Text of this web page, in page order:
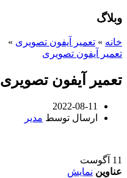
وبلاگ
خانه » تعمیر آیفون تصویری »
تعمیر آیفون تصویری
تعمیر آیفون
2022-08-11
ارسال توسط مدیر
11 آگوست
عناوین نمایش